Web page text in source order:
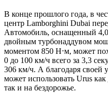
В конце прошлого года, в
центр Lamborghini Dubai
Автомобиль, оснащенный
двойным турбонаддувом
моментом 850 Н⋅м, может
0 до 100 км/ч всего за 3,3
306 км/ч. А благодаря своей
может использовать Urus
так и на бездорожье.